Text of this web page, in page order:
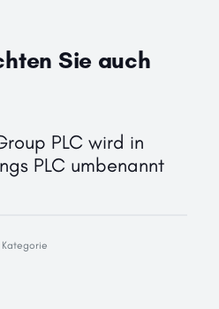
Sie auch
PLC wird in
PLC umbenannt
Kategorie